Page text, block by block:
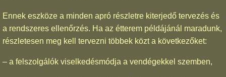
Ennek eszköze a minden apró részletre kiterjedő tervezés és
a rendszeres ellenőrzés. Ha az étterem példájánál maradunk,
részletesen meg kell tervezni többek közt a következőket:
– a felszolgálók viselkedésmódja a vendégekkel szemben,